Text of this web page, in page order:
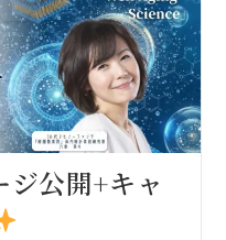
公開+キャ